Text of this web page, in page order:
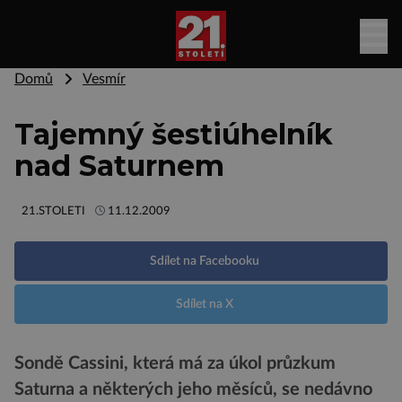
Domů Vesmír
Tajemný šestiúhelník
nad Saturnem
21.STOLETI 11.12.2009
Sdílet na Facebooku
Sdílet na X
Sondě Cassini, která má za úkol průzkum
Saturna a některých jeho měsíců, se nedávno